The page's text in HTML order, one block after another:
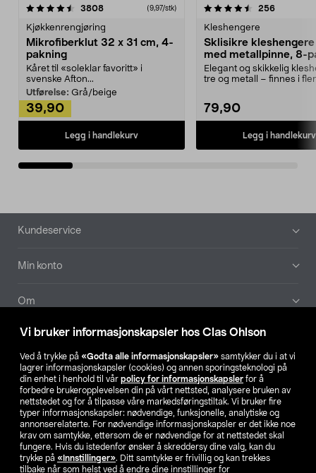
Vi bruker informasjonskapsler hos Clas Ohlson
Ved å trykke på «Godta alle informasjonskapsler» samtykker du i at vi
lagrer informasjonskapsler (cookies) og annen sporingsteknologi på
din enhet i henhold til vår policy for informasjonskapsler for å
forbedre brukeropplevelsen din på vårt nettsted, analysere bruken av
nettstedet og for å tilpasse våre markedsføringstiltak. Vi bruker fire
typer informasjonskapsler: nødvendige, funksjonelle, analytiske og
annonserelaterte. For nødvendige informasjonskapsler er det ikke noe
krav om samtykke, ettersom de er nødvendige for at nettstedet skal
fungere. Hvis du istedenfor ønsker å skreddersy dine valg, kan du
trykke på «Innstillinger». Ditt samtykke er frivillig og kan trekkes
tilbake når som helst ved å endre dine innstillinger for
3808anmeldelser(9,97/stk)
Kjøkkenrengjøring
Mikrofiberklut 32 x 31 cm, 4-
pakning
Kåret til «soleklar favoritt» i
svenske Afton...
Utførelse: Grå/beige
39,90
Legg i handlekurv
4.5av 5 stjerner 256
Kleshengere
Sklisikre
med metallpinne, 8-
Elegant og skikkelig
tre og metall – finnes i
79,90
Legg i handlekurv
4.5av 5 stjerner
Bunntekst
Kundeservice
Min konto
Om
Aktuelt
Våre selskaper
Finn din butikk
SE NO FI